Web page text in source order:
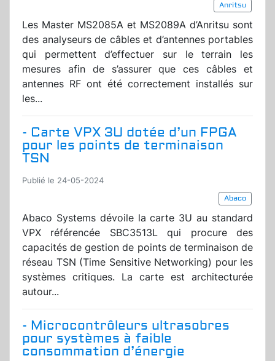
Anritsu
Les Master MS2085A et MS2089A d’Anritsu sont
des analyseurs de câbles et d’antennes portables
qui permettent d’effectuer sur le terrain les
mesures afin de s’assurer que ces câbles et
antennes RF ont été correctement installés sur
les...
- Carte VPX 3U dotée d’un FPGA
pour les points de terminaison
TSN
Publié le 24-05-2024
Abaco
Abaco Systems dévoile la carte 3U au standard
VPX référencée SBC3513L qui procure des
capacités de gestion de points de terminaison de
réseau TSN (Time Sensitive Networking) pour les
systèmes critiques. La carte est architecturée
autour...
- Microcontrôleurs ultrasobres
pour systèmes à faible
consommation d’énergie